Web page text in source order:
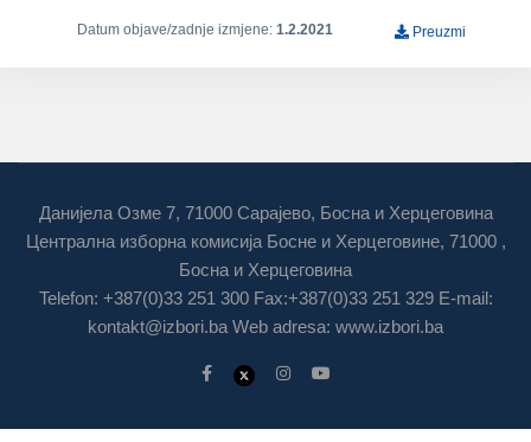
Datum objave/zadnje izmjene: 1.2.2021 Preuzmi
Данијела Озме 7, 71000 Сарајево, Босна и Херцеговина
Централна изборна комисија Босне и Херцеговине, 71000 ,
Босна и Херцеговина
Telefon: +387(0)33 251 300 Fax:+387(0)33 251 329 E-mail:
kontakt@izbori.ba Web adresa: www.izbori.ba